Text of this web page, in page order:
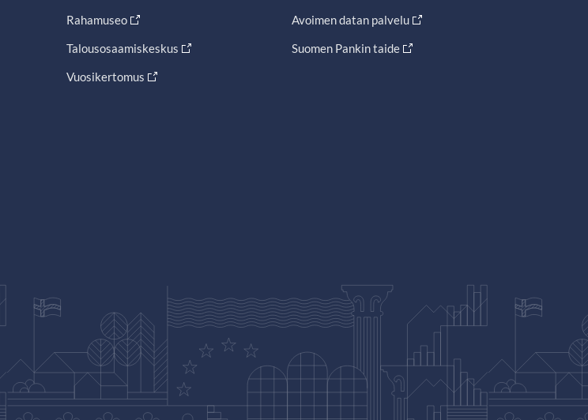
Rahamuseo
Talousosaamiskeskus
Vuosikertomus
Avoimen datan palvelu
Suomen Pankin taide